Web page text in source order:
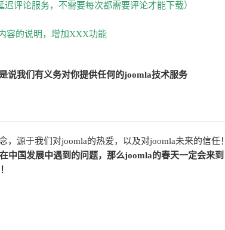
评论服务，不需要每次都需要评论才能下载）
容的说明，增加XXX功能
说我们有义务对你提供任何的joomla技术服务
源于我们对joomla的热爱，以及对joomla未来的信任！
国发展中遇到的问题，那么joomla的春天一定会来到